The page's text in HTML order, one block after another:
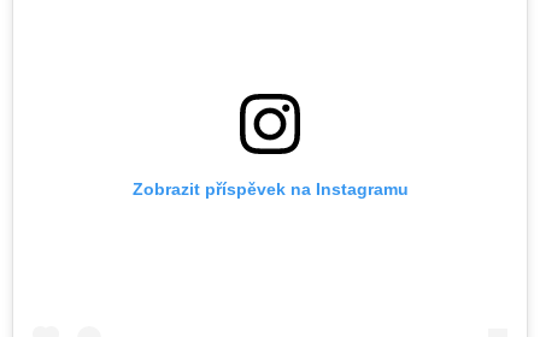
Zobrazit příspěvek na Instagramu